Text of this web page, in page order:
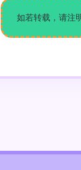
如若转载，请注